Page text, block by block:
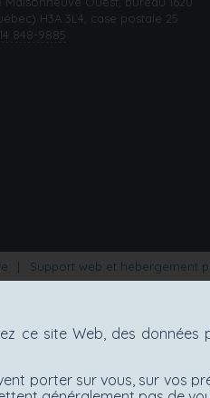
H3A 3L4, case postale 25
848-9885
| Support web et hébergement
ce site Web, des
porter sur vous, sur vos